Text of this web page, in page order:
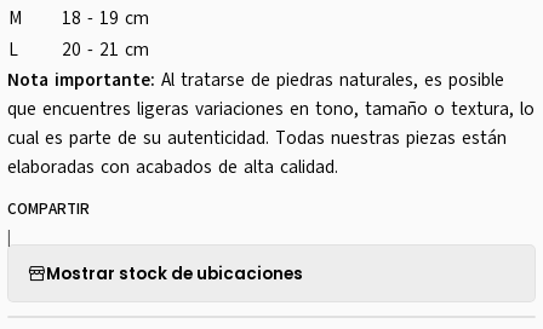
M
18 - 19 cm
L
20 - 21 cm
Nota importante: Al tratarse de piedras naturales, es posible
que encuentres ligeras variaciones en tono, tamaño o textura, lo
cual es parte de su autenticidad. Todas nuestras piezas están
elaboradas con acabados de alta calidad.
COMPARTIR
|
Mostrar stock de ubicaciones